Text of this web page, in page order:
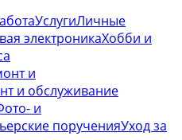
УслугиЛичные
электроникаХобби и
и
и обслуживание
и
порученияУход за